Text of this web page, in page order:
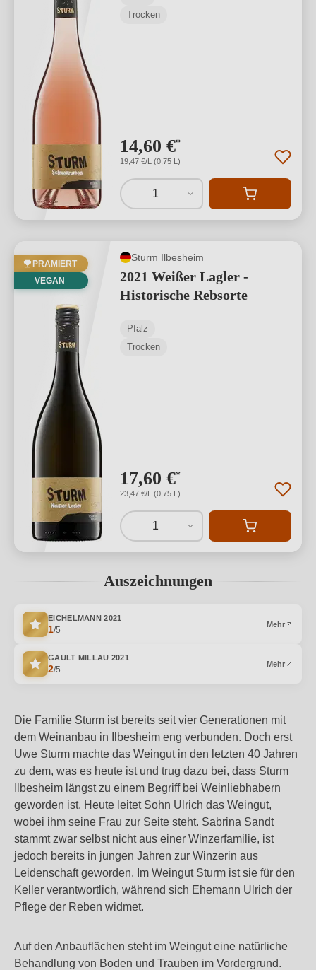
Trocken
14,60 €*
19,47 €/L (0,75 L)
1
PRÄMIERT
VEGAN
Sturm Ilbesheim
2021 Weißer Lagler -
Historische Rebsorte
Pfalz
Trocken
17,60 €*
23,47 €/L (0,75 L)
1
Auszeichnungen
EICHELMANN2021
1/5
Mehr
GAULT MILLAU 2021
2/5
Mehr
Die Familie Sturm ist bereits seit vier Generationen mit
dem Weinanbau in Ilbesheim eng verbunden. Doch erst
Uwe Sturm machte das Weingut in den letzten 40 Jahren
zu dem, was es heute ist und trug dazu bei, dass Sturm
Ilbesheim längst zu einem Begriff bei Weinliebhabern
geworden ist. Heute leitet Sohn Ulrich das Weingut,
wobei ihm seine Frau zur Seite steht. Sabrina Sandt
stammt zwar selbst nicht aus einer Winzerfamilie, ist
jedoch bereits in jungen Jahren zur Winzerin aus
Leidenschaft geworden. Im Weingut Sturm ist sie für den
Keller verantwortlich, während sich Ehemann Ulrich der
Pflege der Reben widmet.
Auf den Anbauflächen steht im Weingut eine natürliche
Behandlung von Boden und Trauben im Vordergrund.